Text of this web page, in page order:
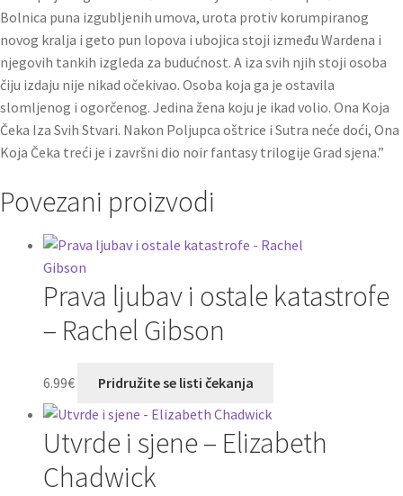
Bolnica puna izgubljenih umova, urota protiv korumpiranog
novog kralja i geto pun lopova i ubojica stoji između Wardena i
njegovih tankih izgleda za budućnost. A iza svih njih stoji osoba
čiju izdaju nije nikad očekivao. Osoba koja ga je ostavila
slomljenog i ogorčenog. Jedina žena koju je ikad volio. Ona Koja
Čeka Iza Svih Stvari. Nakon Poljupca oštrice i Sutra neće doći, Ona
Koja Čeka treći je i završni dio noir fantasy trilogije Grad sjena.”
Povezani proizvodi
Prava ljubav i ostale katastrofe
– Rachel Gibson
6.99€ Pridružite se listi čekanja
Utvrde i sjene – Elizabeth
Chadwick